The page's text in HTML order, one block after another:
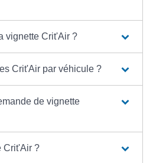
vignette Crit'Air ?
Crit'Air par véhicule ?
de vignette
Crit'Air ?